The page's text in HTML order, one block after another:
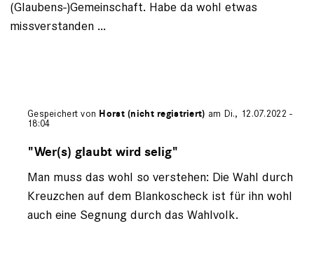
(Glaubens-)Gemeinschaft. Habe da wohl etwas
missverstanden ...
Gespeichert von Horst (nicht registriert) am Di., 12.07.2022 -
18:04
auf
Martens
(nicht
"Wer(s) glaubt wird selig"
Man muss das wohl so verstehen: Die Wahl durch
Kreuzchen auf dem Blankoscheck ist für ihn wohl
auch eine Segnung durch das Wahlvolk.